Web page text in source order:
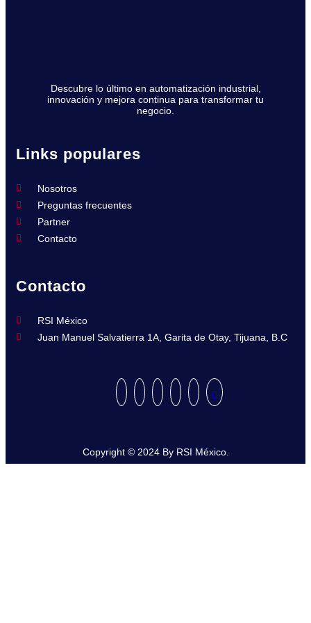
Descubre lo último en automatización industrial,
innovación y mejora continua para transformar tu
negocio.
Links populares
Nosotros
Preguntas frecuentes
Partner
Contacto
Contacto
RSI México
Juan Manuel Salvatierra 1A, Garita de Otay, Tijuana, B.C
Copyright © 2024 By RSI México.